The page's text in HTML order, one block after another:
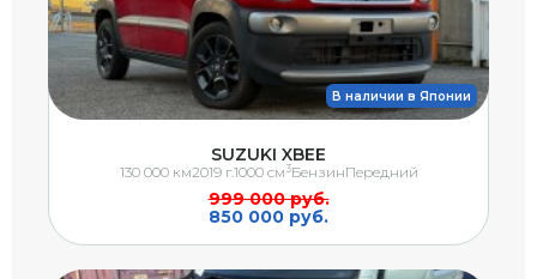
В наличии в Японии
SUZUKI XBEE
999 000 руб.
850 000 руб.
130 000 км2019 г.1000 см3БензинПередний